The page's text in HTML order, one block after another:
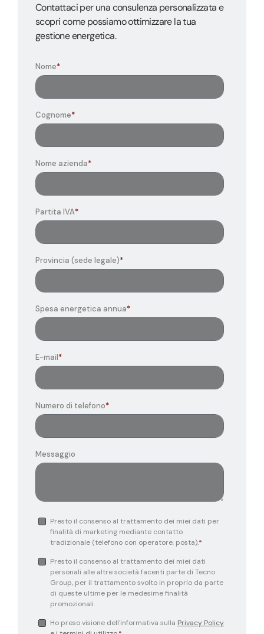
Contattaci per una consulenza personalizzata e
scopri come possiamo ottimizzare la tua
gestione energetica.